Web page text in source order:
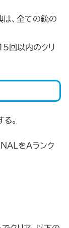
、全ての銃の
回以内のクリ
。
をAランク